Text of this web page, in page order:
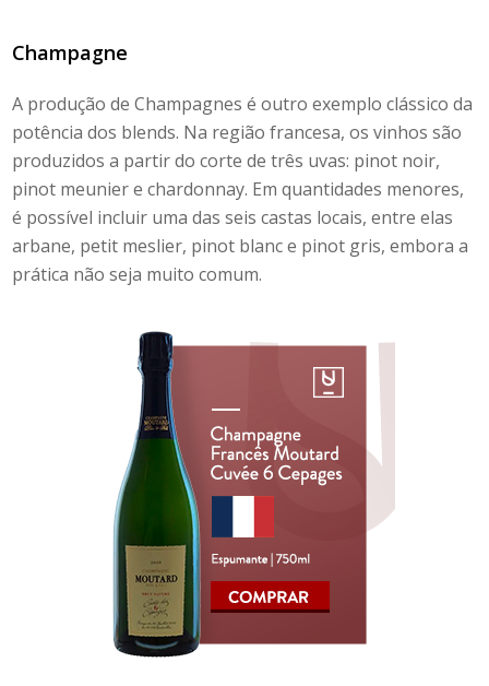
Champagne
A produção de Champagnes é outro exemplo clássico da
potência dos blends. Na região francesa, os vinhos são
produzidos a partir do corte de três uvas: pinot noir,
pinot meunier e chardonnay. Em quantidades menores,
é possível incluir uma das seis castas locais, entre elas
arbane, petit meslier, pinot blanc e pinot gris, embora a
prática não seja muito comum.